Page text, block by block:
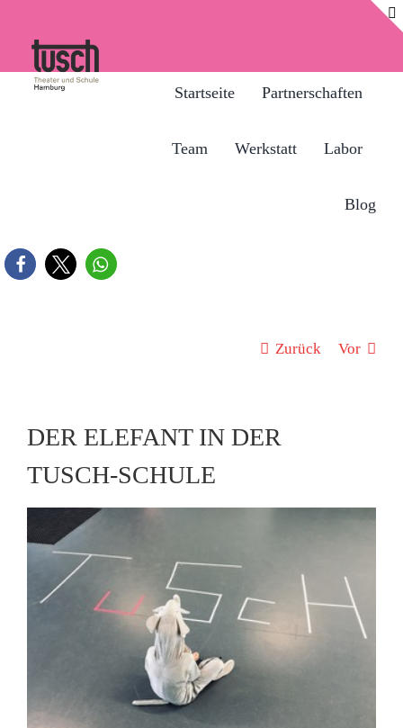
springen
Startseite Partnerschaften
Team Werkstatt Labor
Blog
Zurück Vor
DER ELEFANT IN DER
TUSCH-SCHULE